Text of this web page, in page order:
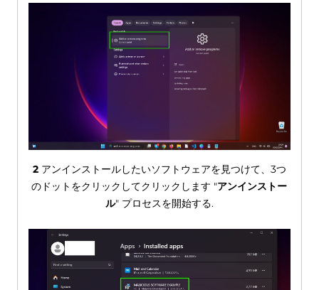
2アンインストールしたいソフトウェアを見つけて、3つ
のドットをクリックしてクリックします "アンインストー
ル" プロセスを開始する.